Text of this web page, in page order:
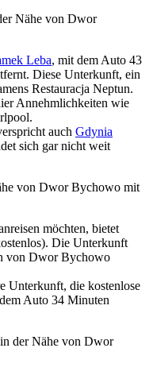
Nähe von Dwor
Leba, mit dem Auto 43
Diese Unterkunft, ein
Restauracja Neptun.
Annehmlichkeiten wie
auch Gdynia
sich gar nicht weit
von Dwor Bychowo mit
möchten, bietet
Die Unterkunft
von Dwor Bychowo
Unterkunft, die kostenlose
Auto 34 Minuten
der Nähe von Dwor